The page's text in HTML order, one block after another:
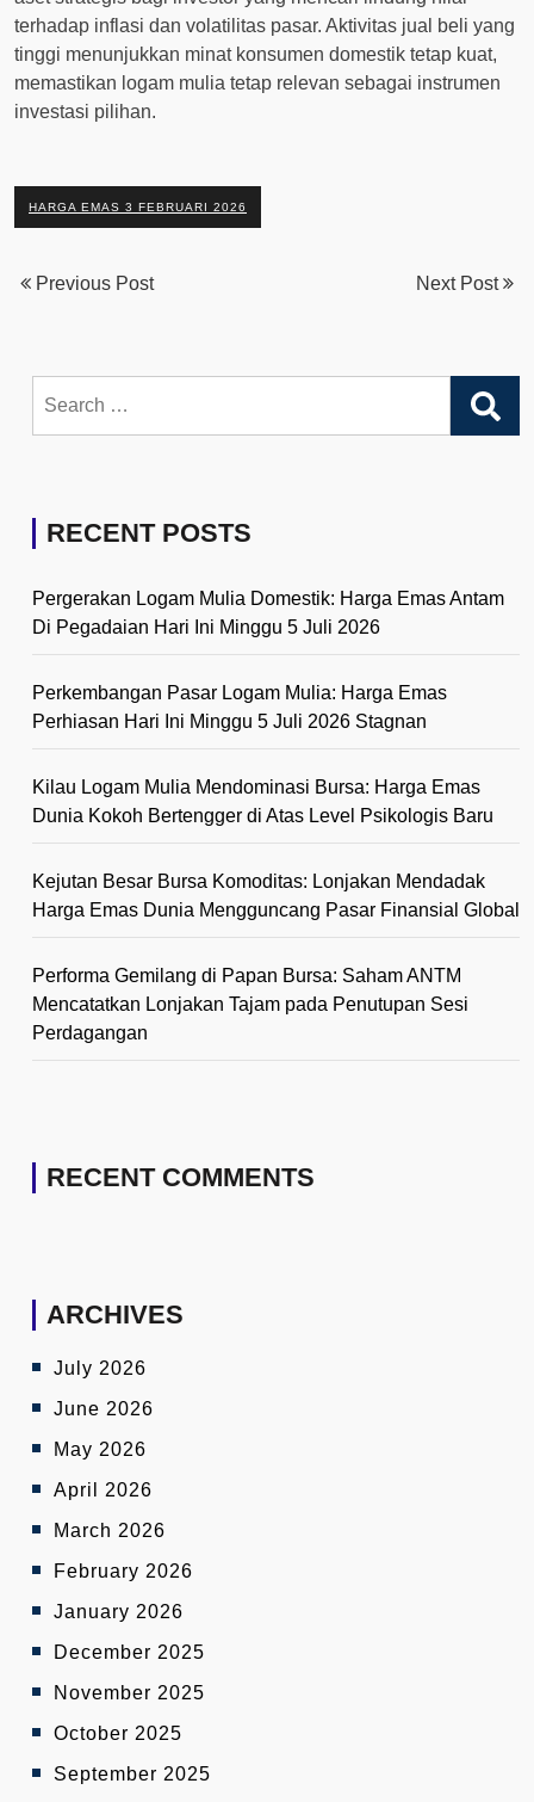
terhadap inflasi dan volatilitas pasar. Aktivitas jual beli yang
tinggi menunjukkan minat konsumen domestik tetap kuat,
memastikan logam mulia tetap relevan sebagai instrumen
investasi pilihan.
HARGA EMAS 3 FEBRUARI 2026
Previous Post Next Post
for:
RECENT POSTS
Pergerakan Logam Mulia Domestik: Harga Emas Antam
Di Pegadaian Hari Ini Minggu 5 Juli 2026
Perkembangan Pasar Logam Mulia: Harga Emas
Perhiasan Hari Ini Minggu 5 Juli 2026 Stagnan
Kilau Logam Mulia Mendominasi Bursa: Harga Emas
Dunia Kokoh Bertengger di Atas Level Psikologis Baru
Kejutan Besar Bursa Komoditas: Lonjakan Mendadak
Harga Emas Dunia Mengguncang Pasar Finansial Global
Performa Gemilang di Papan Bursa: Saham ANTM
Mencatatkan Lonjakan Tajam pada Penutupan Sesi
Perdagangan
RECENT COMMENTS
ARCHIVES
July 2026
June 2026
May 2026
April 2026
March 2026
February 2026
January 2026
December 2025
November 2025
October 2025
September 2025